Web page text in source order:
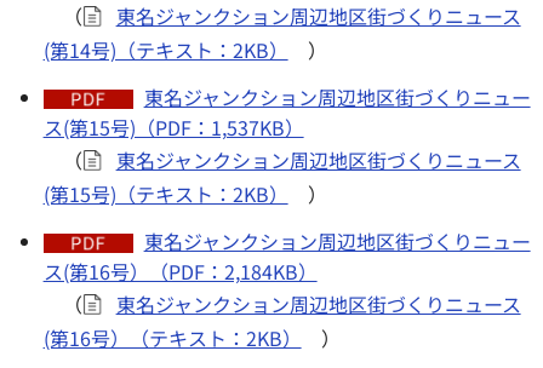
（
東名ジャンクション周辺地区街づくりニュース
(第14号)（テキスト：2KB）
）
東名ジャンクション周辺地区街づくりニュー
ス(第15号)（PDF：1,537KB）
（
東名ジャンクション周辺地区街づくりニュース
(第15号)（テキスト：2KB）
）
東名ジャンクション周辺地区街づくりニュー
ス(第16号）（PDF：2,184KB）
（
東名ジャンクション周辺地区街づくりニュース
(第16号）（テキスト：2KB）
）